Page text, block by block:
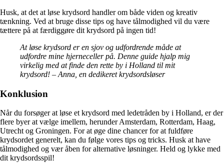
Husk, at det at løse krydsord handler om både viden og kreativ
tænkning. Ved at bruge disse tips og have tålmodighed vil du være
tættere på at færdiggøre dit krydsord på ingen tid!
At løse krydsord er en sjov og udfordrende måde at
udfordre mine hjerneceller på. Denne guide hjalp mig
virkelig med at finde den rette by i Holland til mit
krydsord! – Anna, en dedikeret krydsordsløser
Konklusion
Når du forsøger at løse et krydsord med ledetråden by i Holland, er der
flere byer at vælge imellem, herunder Amsterdam, Rotterdam, Haag,
Utrecht og Groningen. For at øge dine chancer for at fuldføre
krydsordet generelt, kan du følge vores tips og tricks. Husk at have
tålmodighed og vær åben for alternative løsninger. Held og lykke med
dit krydsordsspil!